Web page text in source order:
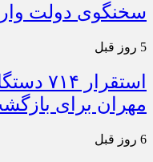
سخنگوی دولت
5 روز قبل
مهران برای
6 روز قبل